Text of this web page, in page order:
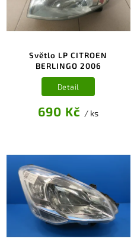
Světlo LP CITROEN
BERLINGO 2006
690 Kč / ks
Detail